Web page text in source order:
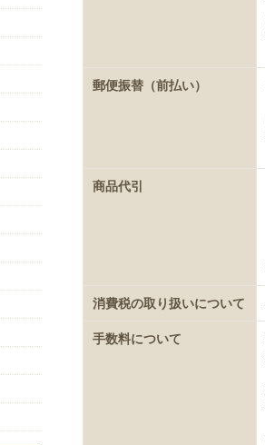
郵便振替（前払い）
商品代引
消費税の取り扱いについて
手数料について